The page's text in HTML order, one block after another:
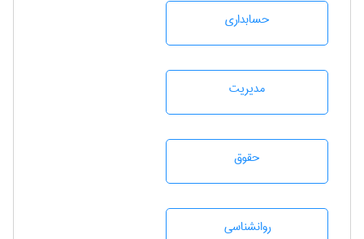
حسابداری
مديريت
حقوق
روانشناسی